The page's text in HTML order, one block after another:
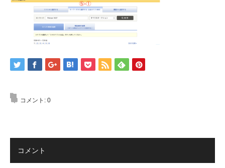
コメント: 0
コメント